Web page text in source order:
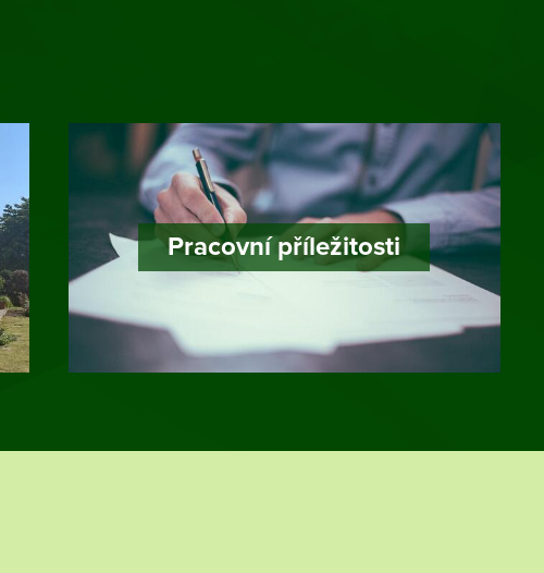
Pracovní příležitosti